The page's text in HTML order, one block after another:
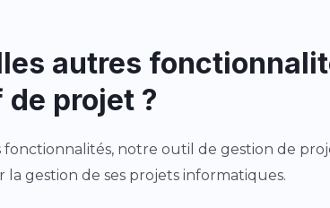
autres
de projet ?
fonctionnalités, notre outil de gestion de
la gestion de ses projets informatiques.